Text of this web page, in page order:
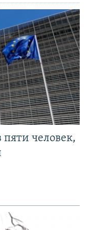
человек,